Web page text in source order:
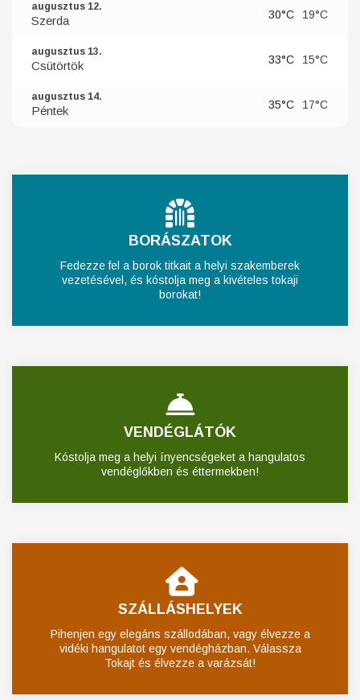
augusztus 12.
Szerda 30°C 19°C
augusztus 13.
Csütörtök 33°C 15°C
augusztus 14.
Péntek 35°C 17°C
BORÁSZATOK
Fedezze fel a borok titkait a helyi szakemberek
vezetésével, és kóstolja meg a kivételes tokaji
borokat!
VENDÉGLÁTÓK
Kóstolja meg a helyi ínyencségeket a hangulatos
vendéglőkben és éttermekben!
SZÁLLÁSHELYEK
Pihenjen egy elegáns szállodában, vagy élvezze a
vidéki hangulatot egy vendégházban. Válassza
Tokajt és élvezze a varázsát!